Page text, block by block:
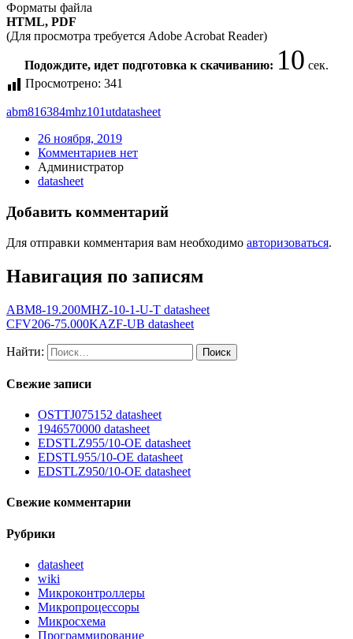
Форматы файла
HTML, PDF
(Для просмотра требуется Adobe Acrobat Reader)
Подождите, идет подготовка к скачиванию: 10 сек.
Просмотрено: 341
abm816384mhz101utdatasheet
26 ноября, 2019
Комментариев нет
Администратор
datasheet
Добавить комментарий
Для отправки комментария вам необходимо авторизоваться.
Навигация по записям
ABM8-19.200MHZ-10-1-U-T datasheet
CFV206-75.000KAZF-UB datasheet
Найти:
Свежие записи
OSTTJ075152 datasheet
1946570000 datasheet
EDSTLZ955/10-OE datasheet
EDSTL955/10-OE datasheet
EDSTLZ950/10-OE datasheet
Свежие комментарии
Рубрики
datasheet
wiki
Микроконтроллеры
Микропроцессоры
Микросхема
Программирование